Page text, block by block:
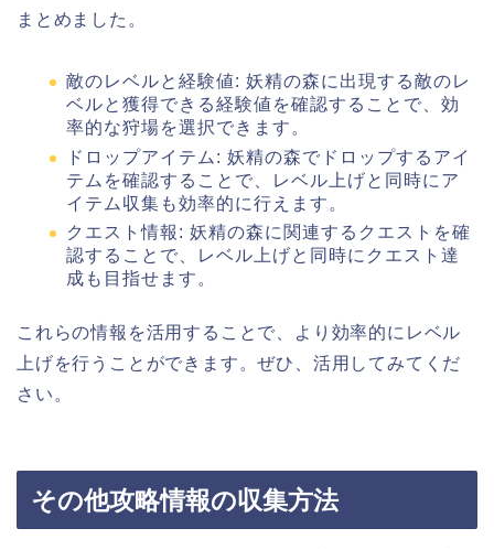
まとめました。
敵のレベルと経験値: 妖精の森に出現する敵のレ
ベルと獲得できる経験値を確認することで、効
率的な狩場を選択できます。
ドロップアイテム: 妖精の森でドロップするアイ
テムを確認することで、レベル上げと同時にア
イテム収集も効率的に行えます。
クエスト情報: 妖精の森に関連するクエストを確
認することで、レベル上げと同時にクエスト達
成も目指せます。
これらの情報を活用することで、より効率的にレベル
上げを行うことができます。ぜひ、活用してみてくだ
さい。
その他攻略情報の収集方法